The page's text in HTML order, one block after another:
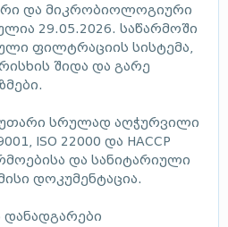
და მიკრობიოლოგიური
29.05.2026. საწარმოში
ფილტრაციის სისტემა,
შიდა და გარე
სრულად აღჭურვილი
ISO 22000 და HACCP
და სანიტარიული
დოკუმენტაცია.
დანადგარები